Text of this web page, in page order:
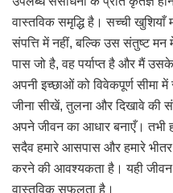
वास्तविक समृद्धि है। सच्ची
संपत्ति में नहीं, बल्कि उस संतुष्ट मन
पास जो है, वह पर्याप्त है और मैं
अपनी इच्छाओं को विवेकपूर्ण
जीना सीखें, तुलना और दिखावे की
अपने जीवन का आधार बनाएँ। तभी
सदैव हमारे आसपास और हमारे
करने की आवश्यकता है। यही
वास्तविक सफलता है।